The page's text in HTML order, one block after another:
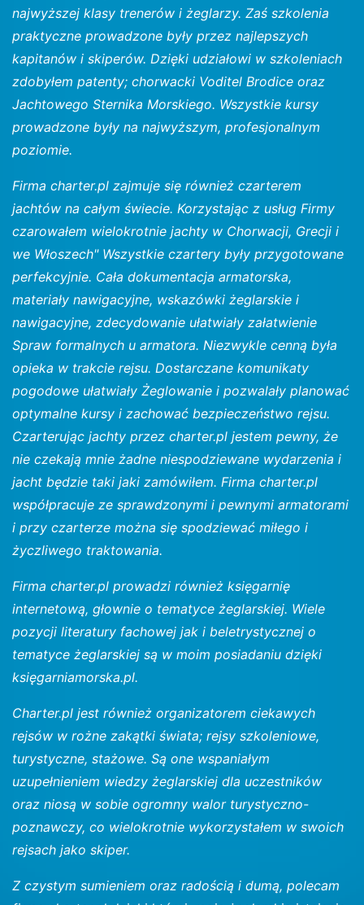
najwyższej klasy trenerów i żeglarzy. Zaś szkolenia
praktyczne prowadzone były przez najlepszych
kapitanów i skiperów. Dzięki udziałowi w szkoleniach
zdobyłem patenty; chorwacki Voditel Brodice oraz
Jachtowego Sternika Morskiego. Wszystkie kursy
prowadzone były na najwyższym, profesjonalnym
poziomie.
Firma charter.pl zajmuje się również czarterem
jachtów na całym świecie. Korzystając z usług Firmy
czarowałem wielokrotnie jachty w Chorwacji, Grecji i
we Włoszech" Wszystkie czartery były przygotowane
perfekcyjnie. Cała dokumentacja armatorska,
materiały nawigacyjne, wskazówki żeglarskie i
nawigacyjne, zdecydowanie ułatwiały załatwienie
Spraw formalnych u armatora. Niezwykle cenną była
opieka w trakcie rejsu. Dostarczane komunikaty
pogodowe ułatwiały Żeglowanie i pozwalały planować
optymalne kursy i zachować bezpieczeństwo rejsu.
Czarterując jachty przez charter.pl jestem pewny, że
nie czekają mnie żadne niespodziewane wydarzenia i
jacht będzie taki jaki zamówiłem. Firma charter.pl
współpracuje ze sprawdzonymi i pewnymi armatorami
i przy czarterze można się spodziewać miłego i
życzliwego traktowania.
Firma charter.pl prowadzi również księgarnię
internetową, głownie o tematyce żeglarskiej. Wiele
pozycji literatury fachowej jak i beletrystycznej o
tematyce żeglarskiej są w moim posiadaniu dzięki
księgarniamorska.pl.
Charter.pl jest również organizatorem ciekawych
rejsów w rożne zakątki świata; rejsy szkoleniowe,
turystyczne, stażowe. Są one wspaniałym
uzupełnieniem wiedzy żeglarskiej dla uczestników
oraz niosą w sobie ogromny walor turystyczno-
poznawczy, co wielokrotnie wykorzystałem w swoich
rejsach jako skiper.
Z czystym sumieniem oraz radością i dumą, polecam